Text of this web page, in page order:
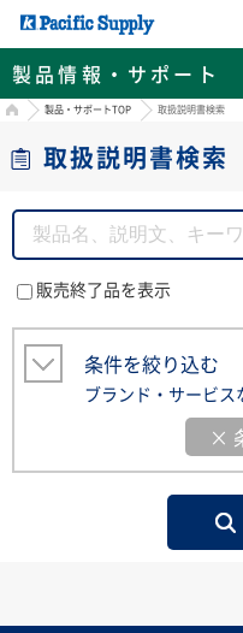
製品情報・サポート
HOME製品・サポートTOP 取扱説明書検索
取扱説明書検索
販売終了品を表示
条件を絞り込む
ブランド・サービス
×